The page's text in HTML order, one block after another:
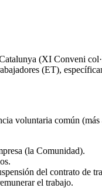
(XI Conveni
(ET),
voluntaria común
(la Comunidad).
del contrato de
el trabajo.